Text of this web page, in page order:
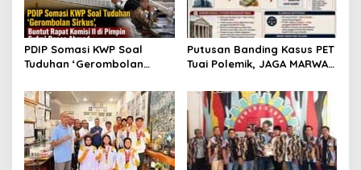
PDIP Somasi KWP Soal
Tuduhan ‘Gerombolan
Komisi II Dipimpin Sufmi
Dasco Ahmad
Putusan Banding Kasus PET
Tuai Polemik, JAGA MARWAH
Bakrie Group